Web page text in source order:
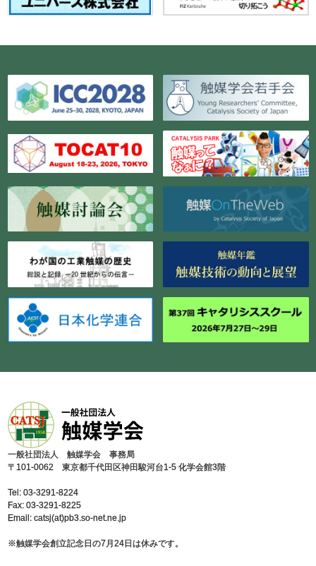
⼀般社団法⼈ 触媒学会 事務局
〒101-0062 東京都千代⽥区神⽥駿河台1-5 化学会館3階
Tel: 03-3291-8224
Fax: 03-3291-8225
Email: catsj(at)pb3.so-net.ne.jp
※触媒学会創⽴記念⽇の7⽉24⽇は休みです。